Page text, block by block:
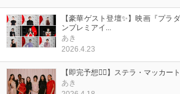
【豪華ゲスト登壇✨】映画『プラ
ンプレミアイ...
あき
2026.4.23
【即完予想❤️‍🔥】ステラ・マッカー
あき